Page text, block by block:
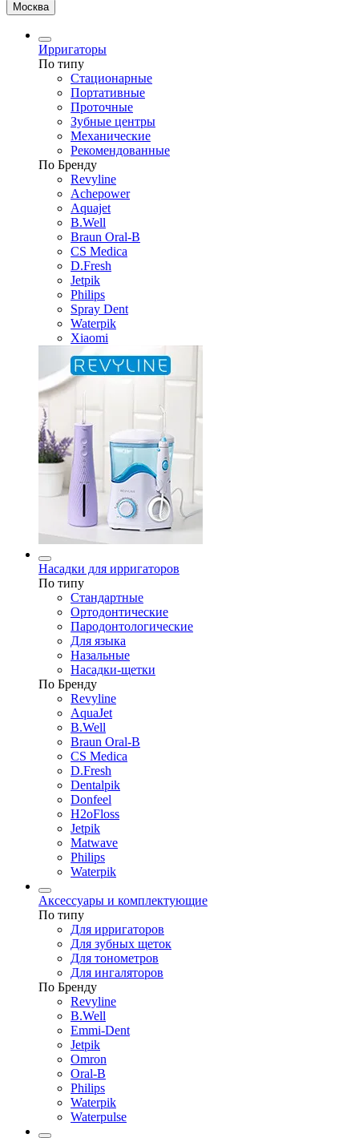
Москва
Ирригаторы
По типу
Стационарные
Портативные
Проточные
Зубные центры
Механические
Рекомендованные
По Бренду
Revyline
Achepower
Aquajet
B.Well
Braun Oral-B
CS Medica
D.Fresh
Jetpik
Philips
Spray Dent
Waterpik
Xiaomi
Насадки для ирригаторов
По типу
Стандартные
Ортодонтические
Пародонтологические
Для языка
Назальные
Насадки-щетки
По Бренду
Revyline
AquaJet
B.Well
Braun Oral-B
CS Medica
D.Fresh
Dentalpik
Donfeel
H2oFloss
Jetpik
Matwave
Philips
Waterpik
Аксессуары и комплектующие
По типу
Для ирригаторов
Для зубных щеток
Для тонометров
Для ингаляторов
По Бренду
Revyline
B.Well
Emmi-Dent
Jetpik
Omron
Oral-B
Philips
Waterpik
Waterpulse